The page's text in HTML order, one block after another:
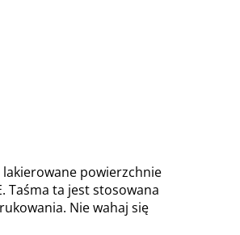
powierzchnie
Taśma ta jest stosowana
Nie wahaj się